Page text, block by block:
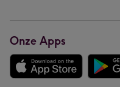
Onze Apps